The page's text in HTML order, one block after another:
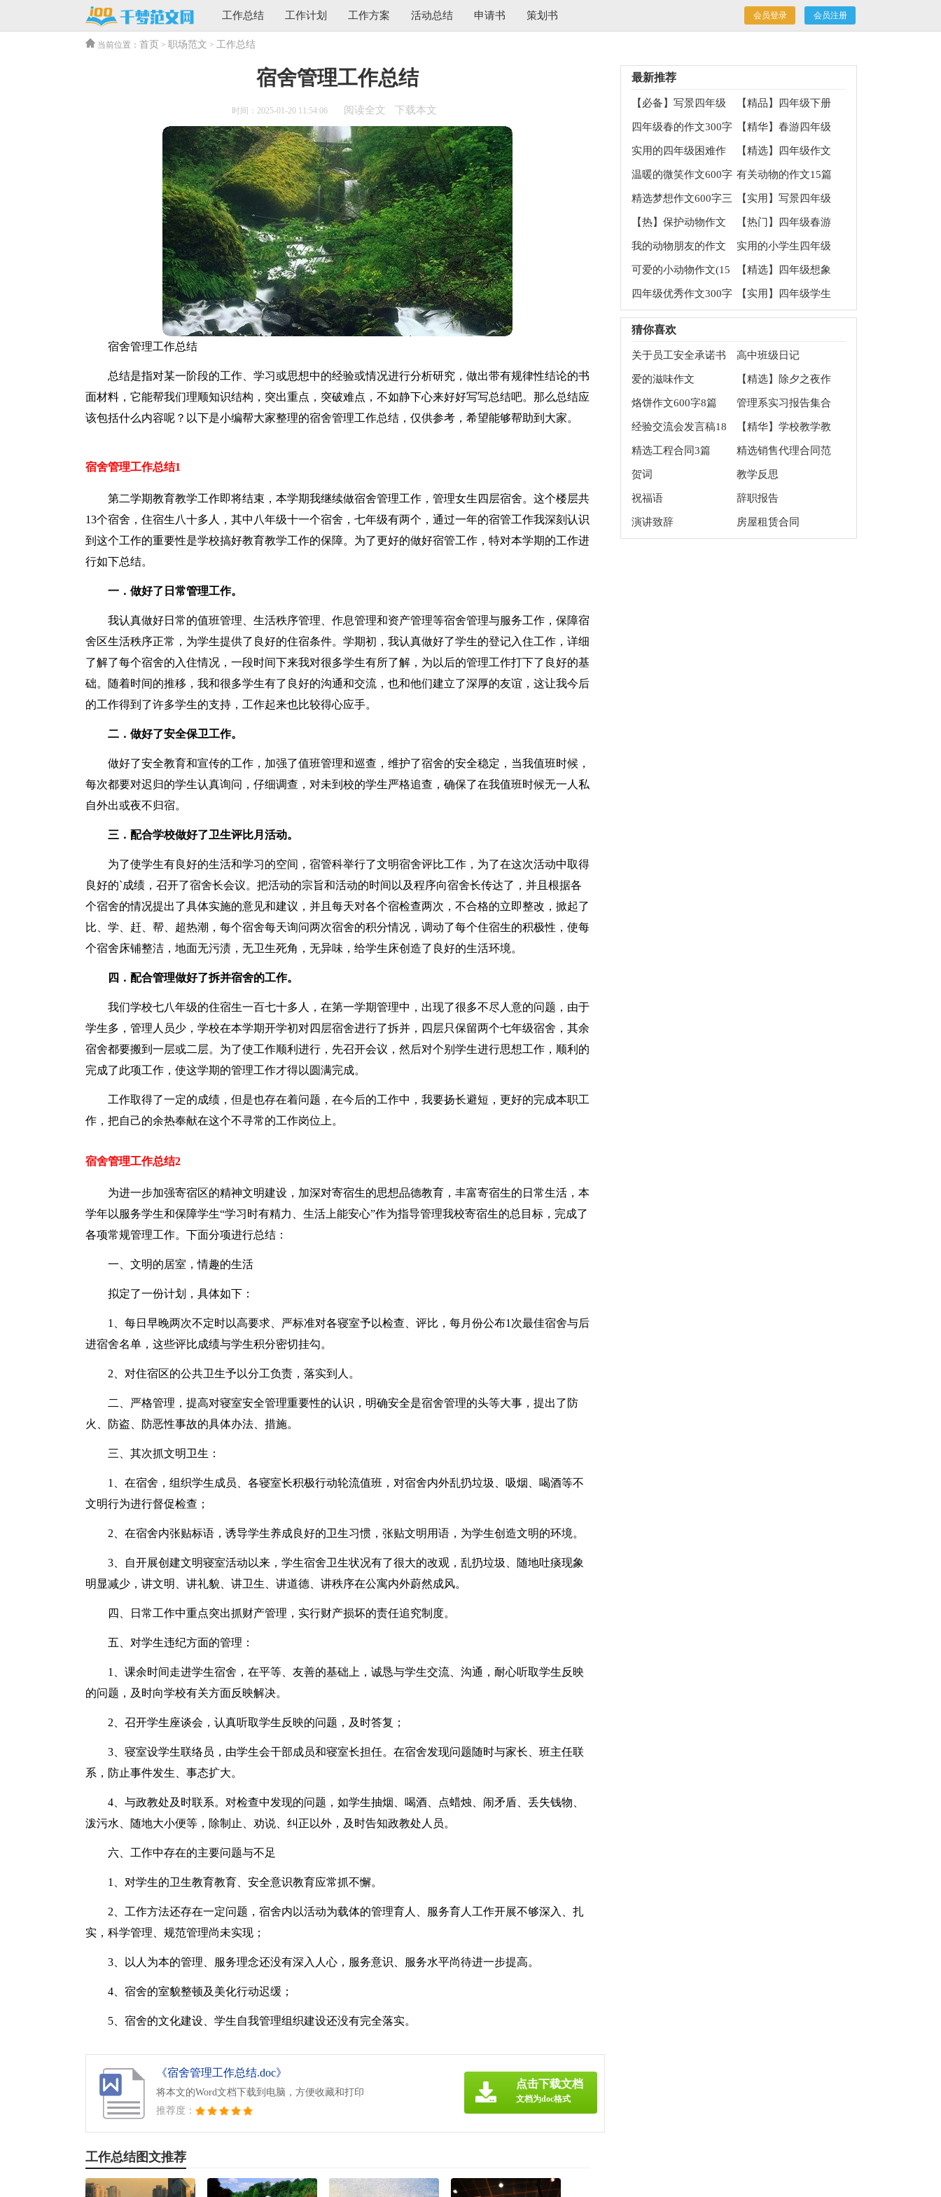
工作总结 工作计划 工作方案 活动总结 申请书 策划书 会员登录 会员注册
当前位置： 首页 > 职场范文 > 工作总结
宿舍管理工作总结
时间：2025-01-20 11:54:06 阅读全文 下载本文
宿舍管理工作总结
总结是指对某一阶段的工作、学习或思想中的经验或情况进行分析研究，做出带有规律性结论的书
面材料，它能帮我们理顺知识结构，突出重点，突破难点，不如静下心来好好写写总结吧。那么总结应
该包括什么内容呢？以下是小编帮大家整理的宿舍管理工作总结，仅供参考，希望能够帮助到大家。
宿舍管理工作总结1
第二学期教育教学工作即将结束，本学期我继续做宿舍管理工作，管理女生四层宿舍。这个楼层共
13个宿舍，住宿生八十多人，其中八年级十一个宿舍，七年级有两个，通过一年的宿管工作我深刻认识
到这个工作的重要性是学校搞好教育教学工作的保障。为了更好的做好宿管工作，特对本学期的工作进
行如下总结。
一．做好了日常管理工作。
我认真做好日常的值班管理、生活秩序管理、作息管理和资产管理等宿舍管理与服务工作，保障宿
舍区生活秩序正常，为学生提供了良好的住宿条件。学期初，我认真做好了学生的登记入住工作，详细
了解了每个宿舍的入住情况，一段时间下来我对很多学生有所了解，为以后的管理工作打下了良好的基
础。随着时间的推移，我和很多学生有了良好的沟通和交流，也和他们建立了深厚的友谊，这让我今后
的工作得到了许多学生的支持，工作起来也比较得心应手。
二．做好了安全保卫工作。
做好了安全教育和宣传的工作，加强了值班管理和巡查，维护了宿舍的安全稳定，当我值班时候，
每次都要对迟归的学生认真询问，仔细调查，对未到校的学生严格追查，确保了在我值班时候无一人私
自外出或夜不归宿。
三．配合学校做好了卫生评比月活动。
为了使学生有良好的生活和学习的空间，宿管科举行了文明宿舍评比工作，为了在这次活动中取得
良好的`成绩，召开了宿舍长会议。把活动的宗旨和活动的时间以及程序向宿舍长传达了，并且根据各
个宿舍的情况提出了具体实施的意见和建议，并且每天对各个宿检查两次，不合格的立即整改，掀起了
比、学、赶、帮、超热潮，每个宿舍每天询问两次宿舍的积分情况，调动了每个住宿生的积极性，使每
个宿舍床铺整洁，地面无污渍，无卫生死角，无异味，给学生床创造了良好的生活环境。
四．配合管理做好了拆并宿舍的工作。
我们学校七八年级的住宿生一百七十多人，在第一学期管理中，出现了很多不尽人意的问题，由于
学生多，管理人员少，学校在本学期开学初对四层宿舍进行了拆并，四层只保留两个七年级宿舍，其余
宿舍都要搬到一层或二层。为了使工作顺利进行，先召开会议，然后对个别学生进行思想工作，顺利的
完成了此项工作，使这学期的管理工作才得以圆满完成。
工作取得了一定的成绩，但是也存在着问题，在今后的工作中，我要扬长避短，更好的完成本职工
作，把自己的余热奉献在这个不寻常的工作岗位上。
宿舍管理工作总结2
为进一步加强寄宿区的精神文明建设，加深对寄宿生的思想品德教育，丰富寄宿生的日常生活，本
学年以服务学生和保障学生“学习时有精力、生活上能安心”作为指导管理我校寄宿生的总目标，完成了
各项常规管理工作。下面分项进行总结：
一、文明的居室，情趣的生活
拟定了一份计划，具体如下：
1、每日早晚两次不定时以高要求、严标准对各寝室予以检查、评比，每月份公布1次最佳宿舍与后
进宿舍名单，这些评比成绩与学生积分密切挂勾。
2、对住宿区的公共卫生予以分工负责，落实到人。
二、严格管理，提高对寝室安全管理重要性的认识，明确安全是宿舍管理的头等大事，提出了防
火、防盗、防恶性事故的具体办法、措施。
三、其次抓文明卫生：
1、在宿舍，组织学生成员、各寝室长积极行动轮流值班，对宿舍内外乱扔垃圾、吸烟、喝酒等不
文明行为进行督促检查；
2、在宿舍内张贴标语，诱导学生养成良好的卫生习惯，张贴文明用语，为学生创造文明的环境。
3、自开展创建文明寝室活动以来，学生宿舍卫生状况有了很大的改观，乱扔垃圾、随地吐痰现象
明显减少，讲文明、讲礼貌、讲卫生、讲道德、讲秩序在公寓内外蔚然成风。
四、日常工作中重点突出抓财产管理，实行财产损坏的责任追究制度。
五、对学生违纪方面的管理：
1、课余时间走进学生宿舍，在平等、友善的基础上，诚恳与学生交流、沟通，耐心听取学生反映
的问题，及时向学校有关方面反映解决。
2、召开学生座谈会，认真听取学生反映的问题，及时答复；
3、寝室设学生联络员，由学生会干部成员和寝室长担任。在宿舍发现问题随时与家长、班主任联
系，防止事件发生、事态扩大。
4、与政教处及时联系。对检查中发现的问题，如学生抽烟、喝酒、点蜡烛、闹矛盾、丢失钱物、
泼污水、随地大小便等，除制止、劝说、纠正以外，及时告知政教处人员。
六、工作中存在的主要问题与不足
1、对学生的卫生教育教育、安全意识教育应常抓不懈。
2、工作方法还存在一定问题，宿舍内以活动为载体的管理育人、服务育人工作开展不够深入、扎
实，科学管理、规范管理尚未实现；
3、以人为本的管理、服务理念还没有深入人心，服务意识、服务水平尚待进一步提高。
4、宿舍的室貌整顿及美化行动迟缓；
5、宿舍的文化建设、学生自我管理组织建设还没有完全落实。
《宿舍管理工作总结.doc》
将本文的Word文档下载到电脑，方便收藏和打印
推荐度：
点击下载文档
文档为doc格式
工作总结图文推荐
最新推荐
【必备】写景四年级
作文集锦6篇
【精品】四年级下册
校园作文四篇
四年级春的作文300字
锦集5篇
【精华】春游四年级
的作文集锦5篇
实用的四年级困难作
文锦集十篇
【精选】四年级作文
集合7篇
温暖的微笑作文600字
7篇
有关动物的作文15篇
精选梦想作文600字三
篇
【实用】写景四年级
作文集锦5篇
【热】保护动物作文
【热门】四年级春游
作文锦集十篇
我的动物朋友的作文
实用的小学生四年级
作文300字合集八篇
可爱的小动物作文(15
篇)
【精选】四年级想象
作文汇总10篇
四年级优秀作文300字
【实用】四年级学生
猜你喜欢
关于员工安全承诺书
范文集锦7篇
高中班级日记
爱的滋味作文
【精选】除夕之夜作
文500字三篇
烙饼作文600字8篇
管理系实习报告集合
六篇
经验交流会发言稿18
篇
【精华】学校教学教
学总结汇编7篇
精选工程合同3篇
精选销售代理合同范
文汇编六篇
贺词 教学反思
祝福语 辞职报告
演讲致辞 房屋租赁合同